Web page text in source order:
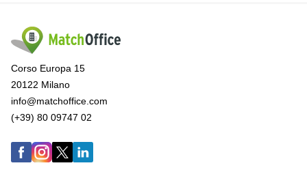
Corso Europa 15
20122 Milano
info@matchoffice.com
(+39) 80 09747 02